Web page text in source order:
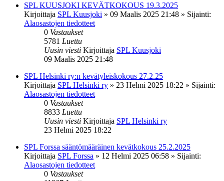
SPL KUUSJOKI KEVÄTKOKOUS 19.3.2025
Kirjoittaja SPL Kuusjoki » 09 Maalis 2025 21:48 » Sijainti:
Alaosastojen tiedotteet
0 Vastaukset
5781 Luettu
Uusin viesti Kirjoittaja SPL Kuusjoki
09 Maalis 2025 21:48
SPL Helsinki ry:n kevätyleiskokous 27.2.25
Kirjoittaja SPL Helsinki ry » 23 Helmi 2025 18:22 » Sijainti:
Alaosastojen tiedotteet
0 Vastaukset
8833 Luettu
Uusin viesti Kirjoittaja SPL Helsinki ry
23 Helmi 2025 18:22
SPL Forssa sääntömääräinen kevätkokous 25.2.2025
Kirjoittaja SPL Forssa » 12 Helmi 2025 06:58 » Sijainti:
Alaosastojen tiedotteet
0 Vastaukset